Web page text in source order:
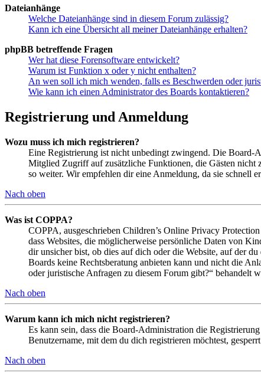
Dateianhänge
Welche Dateianhänge sind in diesem Forum zulässig?
Kann ich eine Übersicht all meiner Dateianhänge erhalten?
phpBB betreffende Fragen
Wer hat diese Forensoftware entwickelt?
Warum ist Funktion x oder y nicht enthalten?
An wen soll ich mich wenden, falls es Beschwerden oder
Wie kann ich einen Administrator des Boards kontaktieren?
Registrierung und Anmeldung
Wozu muss ich mich registrieren?
Eine Registrierung ist nicht unbedingt zwingend. Die Board-
Mitglied Zugriff auf zusätzliche Funktionen, die Gästen nicht
so weiter. Wir empfehlen dir eine Anmeldung, da sie schnell
Nach oben
Was ist COPPA?
COPPA, ausgeschrieben Children’s Online Privacy
dass Websites, die möglicherweise persönliche Daten von
dir unsicher bist, ob dies auf dich oder die Website, auf der
Boards keine Rechtsberatung anbieten kann und nicht die
oder juristische Anfragen zu diesem Forum gibt?“ behandelt
Nach oben
Warum kann ich mich nicht registrieren?
Es kann sein, dass die Board-Administration die
Benutzername, mit dem du dich registrieren möchtest,
Nach oben